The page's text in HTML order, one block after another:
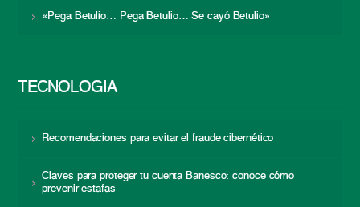
«Pega Betulio… Pega Betulio… Se cayó Betulio»
TECNOLOGÍA
Recomendaciones para evitar el fraude cibernético
Claves para proteger tu cuenta Banesco: conoce cómo
prevenir estafas